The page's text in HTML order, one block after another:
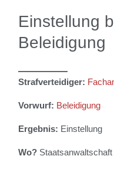
Einstellung
Beleidigung
Strafverteidiger:
Vorwurf: Beleidigung
Ergebnis: Einstellung
Wo?